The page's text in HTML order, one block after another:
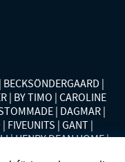
BECKSÖNDERGAARD
BY TIMO CAROLINE
DAGMAR
FIVEUNITS GANT
HENRY DEAN HOME